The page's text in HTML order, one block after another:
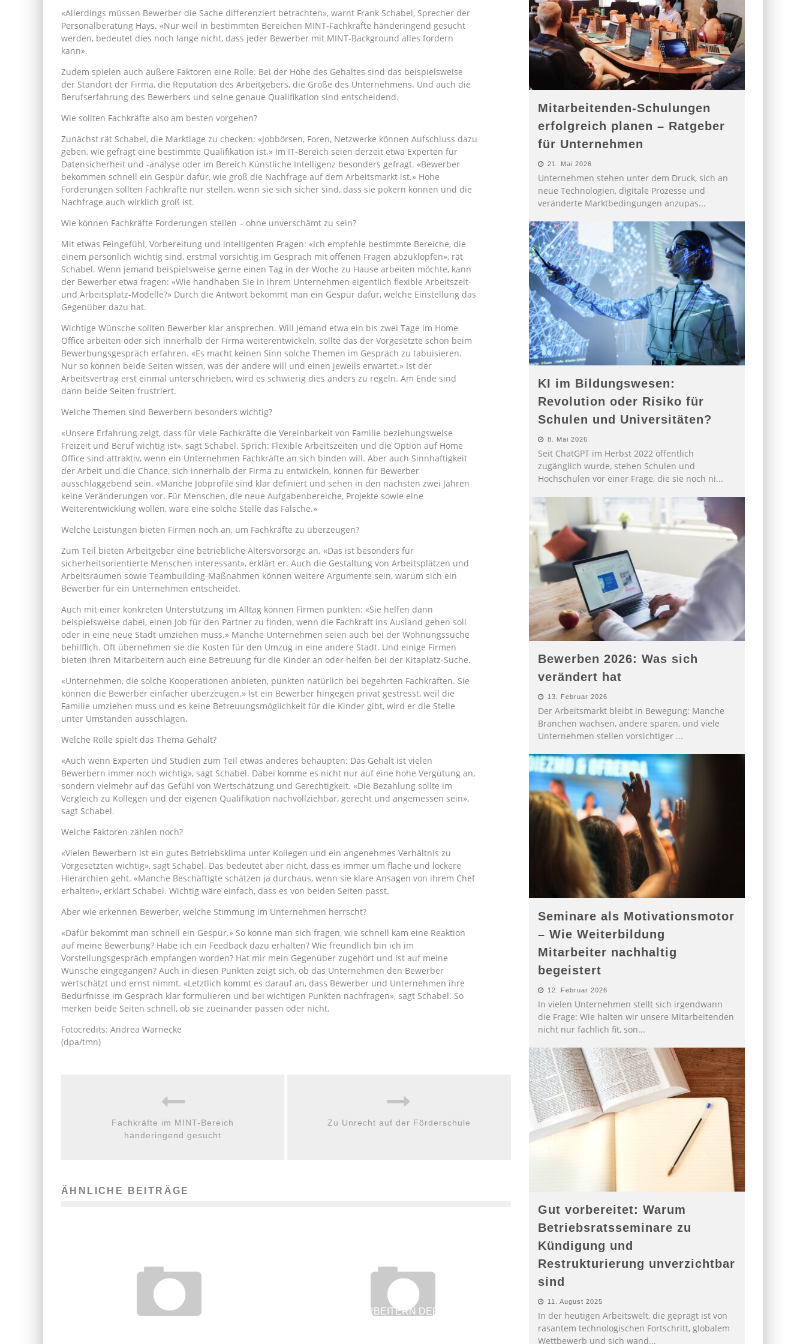
«Allerdings müssen Bewerber die Sache differenziert betrachten», warnt Frank Schabel, Sprecher der
Personalberatung Hays. «Nur weil in bestimmten Bereichen MINT-Fachkräfte händeringend gesucht
werden, bedeutet dies noch lange nicht, dass jeder Bewerber mit MINT-Background alles fordern
kann».
Zudem spielen auch äußere Faktoren eine Rolle. Bei der Höhe des Gehaltes sind das beispielsweise
der Standort der Firma, die Reputation des Arbeitgebers, die Größe des Unternehmens. Und auch die
Berufserfahrung des Bewerbers und seine genaue Qualifikation sind entscheidend.
Wie sollten Fachkräfte also am besten vorgehen?
Zunächst rät Schabel, die Marktlage zu checken: «Jobbörsen, Foren, Netzwerke können Aufschluss dazu
geben, wie gefragt eine bestimmte Qualifikation ist.» Im IT-Bereich seien derzeit etwa Experten für
Datensicherheit und -analyse oder im Bereich Künstliche Intelligenz besonders gefragt. «Bewerber
bekommen schnell ein Gespür dafür, wie groß die Nachfrage auf dem Arbeitsmarkt ist.» Hohe
Forderungen sollten Fachkräfte nur stellen, wenn sie sich sicher sind, dass sie pokern können und die
Nachfrage auch wirklich groß ist.
Wie können Fachkräfte Forderungen stellen – ohne unverschämt zu sein?
Mit etwas Feingefühl, Vorbereitung und intelligenten Fragen: «Ich empfehle bestimmte Bereiche, die
einem persönlich wichtig sind, erstmal vorsichtig im Gespräch mit offenen Fragen abzuklopfen», rät
Schabel. Wenn jemand beispielsweise gerne einen Tag in der Woche zu Hause arbeiten möchte, kann
der Bewerber etwa fragen: «Wie handhaben Sie in ihrem Unternehmen eigentlich flexible Arbeitszeit-
und Arbeitsplatz-Modelle?» Durch die Antwort bekommt man ein Gespür dafür, welche Einstellung das
Gegenüber dazu hat.
Wichtige Wünsche sollten Bewerber klar ansprechen. Will jemand etwa ein bis zwei Tage im Home
Office arbeiten oder sich innerhalb der Firma weiterentwickeln, sollte das der Vorgesetzte schon beim
Bewerbungsgespräch erfahren. «Es macht keinen Sinn solche Themen im Gespräch zu tabuisieren.
Nur so können beide Seiten wissen, was der andere will und einen jeweils erwartet.» Ist der
Arbeitsvertrag erst einmal unterschrieben, wird es schwierig dies anders zu regeln. Am Ende sind
dann beide Seiten frustriert.
Welche Themen sind Bewerbern besonders wichtig?
«Unsere Erfahrung zeigt, dass für viele Fachkräfte die Vereinbarkeit von Familie beziehungsweise
Freizeit und Beruf wichtig ist», sagt Schabel. Sprich: Flexible Arbeitszeiten und die Option auf Home
Office sind attraktiv, wenn ein Unternehmen Fachkräfte an sich binden will. Aber auch Sinnhaftigkeit
der Arbeit und die Chance, sich innerhalb der Firma zu entwickeln, können für Bewerber
ausschlaggebend sein. «Manche Jobprofile sind klar definiert und sehen in den nächsten zwei Jahren
keine Veränderungen vor. Für Menschen, die neue Aufgabenbereiche, Projekte sowie eine
Weiterentwicklung wollen, wäre eine solche Stelle das Falsche.»
Welche Leistungen bieten Firmen noch an, um Fachkräfte zu überzeugen?
Zum Teil bieten Arbeitgeber eine betriebliche Altersvorsorge an. «Das ist besonders für
sicherheitsorientierte Menschen interessant», erklärt er. Auch die Gestaltung von Arbeitsplätzen und
Arbeitsräumen sowie Teambuilding-Maßnahmen können weitere Argumente sein, warum sich ein
Bewerber für ein Unternehmen entscheidet.
Auch mit einer konkreten Unterstützung im Alltag können Firmen punkten: «Sie helfen dann
beispielsweise dabei, einen Job für den Partner zu finden, wenn die Fachkraft ins Ausland gehen soll
oder in eine neue Stadt umziehen muss.» Manche Unternehmen seien auch bei der Wohnungssuche
behilflich. Oft übernehmen sie die Kosten für den Umzug in eine andere Stadt. Und einige Firmen
bieten ihren Mitarbeitern auch eine Betreuung für die Kinder an oder helfen bei der Kitaplatz-Suche.
«Unternehmen, die solche Kooperationen anbieten, punkten natürlich bei begehrten Fachkräften. Sie
können die Bewerber einfacher überzeugen.» Ist ein Bewerber hingegen privat gestresst, weil die
Familie umziehen muss und es keine Betreuungsmöglichkeit für die Kinder gibt, wird er die Stelle
unter Umständen ausschlagen.
Welche Rolle spielt das Thema Gehalt?
«Auch wenn Experten und Studien zum Teil etwas anderes behaupten: Das Gehalt ist vielen
Bewerbern immer noch wichtig», sagt Schabel. Dabei komme es nicht nur auf eine hohe Vergütung an,
sondern vielmehr auf das Gefühl von Wertschätzung und Gerechtigkeit. «Die Bezahlung sollte im
Vergleich zu Kollegen und der eigenen Qualifikation nachvollziehbar, gerecht und angemessen sein»,
sagt Schabel.
Welche Faktoren zählen noch?
«Vielen Bewerbern ist ein gutes Betriebsklima unter Kollegen und ein angenehmes Verhältnis zu
Vorgesetzten wichtig», sagt Schabel. Das bedeutet aber nicht, dass es immer um flache und lockere
Hierarchien geht. «Manche Beschäftigte schätzen ja durchaus, wenn sie klare Ansagen von ihrem Chef
erhalten», erklärt Schabel. Wichtig wäre einfach, dass es von beiden Seiten passt.
Aber wie erkennen Bewerber, welche Stimmung im Unternehmen herrscht?
«Dafür bekommt man schnell ein Gespür.» So könne man sich fragen, wie schnell kam eine Reaktion
auf meine Bewerbung? Habe ich ein Feedback dazu erhalten? Wie freundlich bin ich im
Vorstellungsgespräch empfangen worden? Hat mir mein Gegenüber zugehört und ist auf meine
Wünsche eingegangen? Auch in diesen Punkten zeigt sich, ob das Unternehmen den Bewerber
wertschätzt und ernst nimmt. «Letztlich kommt es darauf an, dass Bewerber und Unternehmen ihre
Bedürfnisse im Gespräch klar formulieren und bei wichtigen Punkten nachfragen», sagt Schabel. So
merken beide Seiten schnell, ob sie zueinander passen oder nicht.
Fotocredits: Andrea Warnecke
(dpa/tmn)
Fachkräfte im MINT-Bereich
händeringend gesucht
Zu Unrecht auf der Förderschule
ÄHNLICHE BEITRÄGE
WENN MITARBEITERN DER FLURFUNK
Mitarbeitenden-Schulungen
erfolgreich planen – Ratgeber
für Unternehmen
21. Mai 2026
Unternehmen stehen unter dem Druck, sich an
neue Technologien, digitale Prozesse und
veränderte Marktbedingungen anzupas...
KI im Bildungswesen:
Revolution oder Risiko für
Schulen und Universitäten?
8. Mai 2026
Seit ChatGPT im Herbst 2022 öffentlich
zugänglich wurde, stehen Schulen und
Hochschulen vor einer Frage, die sie noch ni...
Bewerben 2026: Was sich
verändert hat
13. Februar 2026
Der Arbeitsmarkt bleibt in Bewegung: Manche
Branchen wachsen, andere sparen, und viele
Unternehmen stellen vorsichtiger ...
Seminare als Motivationsmotor
– Wie Weiterbildung
Mitarbeiter nachhaltig
begeistert
12. Februar 2026
In vielen Unternehmen stellt sich irgendwann
die Frage: Wie halten wir unsere Mitarbeitenden
nicht nur fachlich fit, son...
Gut vorbereitet: Warum
Betriebsratsseminare zu
Kündigung und
Restrukturierung unverzichtbar
sind
11. August 2025
In der heutigen Arbeitswelt, die geprägt ist von
rasantem technologischen Fortschritt, globalem
Wettbewerb und sich wand...